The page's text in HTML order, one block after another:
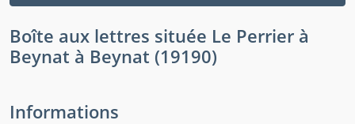
Boîte aux lettres située Le Perrier à
Beynat à Beynat (19190)
Informations